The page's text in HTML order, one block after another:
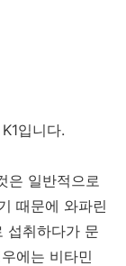
입니다.
은 일반적으로
때문에 와파린
섭취하다가 문
에는 비타민